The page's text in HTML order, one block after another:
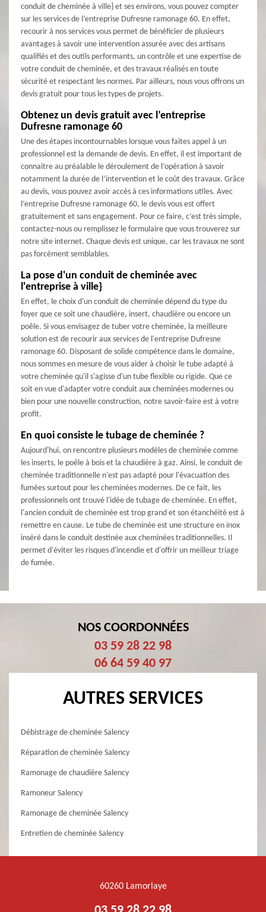
conduit de cheminée à ville} et ses environs, vous pouvez compter
sur les services de l’entreprise Dufresne ramonage 60. En effet,
recourir à nos services vous permet de bénéficier de plusieurs
avantages à savoir une intervention assurée avec des artisans
qualifiés et des outils performants, un contrôle et une expertise de
votre conduit de cheminée, et des travaux réalisés en toute
sécurité et respectant les normes. Par ailleurs, nous vous offrons un
devis gratuit pour tous les types de projets.
Obtenez un devis gratuit avec l’entreprise
Dufresne ramonage 60
Une des étapes incontournables lorsque vous faites appel à un
professionnel est la demande de devis. En effet, il est important de
connaitre au préalable le déroulement de l’opération à savoir
notamment la durée de l’intervention et le coût des travaux. Grâce
au devis, vous pouvez avoir accès à ces informations utiles. Avec
l’entreprise Dufresne ramonage 60, le devis vous est offert
gratuitement et sans engagement. Pour ce faire, c’est très simple,
contactez-nous ou remplissez le formulaire que vous trouverez sur
notre site internet. Chaque devis est unique, car les travaux ne sont
pas forcément semblables.
La pose d'un conduit de cheminée avec
l'entreprise à ville}
En effet, le choix d'un conduit de cheminée dépend du type du
foyer que ce soit une chaudière, insert, chaudière ou encore un
poêle. Si vous envisagez de tuber votre cheminée, la meilleure
solution est de recourir aux services de l'entreprise Dufresne
ramonage 60. Disposant de solide compétence dans le domaine,
nous sommes en mesure de vous aider à choisir le tube adapté à
votre cheminée qu'il s'agisse d'un tube flexible ou rigide. Que ce
soit en vue d'adapter votre conduit aux cheminées modernes ou
bien pour une nouvelle construction, notre savoir-faire est à votre
profit.
En quoi consiste le tubage de cheminée ?
Aujourd'hui, on rencontre plusieurs modèles de cheminée comme
les inserts, le poêle à bois et la chaudière à gaz. Ainsi, le conduit de
cheminée traditionnelle n'est pas adapté pour l'évacuation des
fumées surtout pour les cheminées modernes. De ce fait, les
professionnels ont trouvé l'idée de tubage de cheminée. En effet,
l'ancien conduit de cheminée est trop grand et son étanchéité est à
remettre en cause. Le tube de cheminée est une structure en inox
inséré dans le conduit destinée aux cheminées traditionnelles. Il
permet d'éviter les risques d'incendie et d'offrir un meilleur triage
de fumée.
NOS COORDONNÉES
03 59 28 22 98
06 64 59 40 97
AUTRES SERVICES
Débistrage de cheminée Salency
Réparation de cheminée Salency
Ramonage de chaudière Salency
Ramoneur Salency
Ramonage de cheminée Salency
Entretien de cheminée Salency
60260 Lamorlaye